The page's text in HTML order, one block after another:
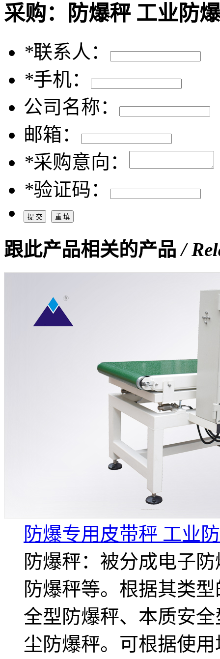
采购： 防爆秤 工业防
*联系人：
*手机：
公司名称：
邮箱：
*采购意向：
*验证码：
跟此产品相关的产品/
防爆专用皮带秤 工业
防爆秤：被分成电子
防爆秤等。根据其类
全型防爆秤、本质安
尘防爆秤。可根据使